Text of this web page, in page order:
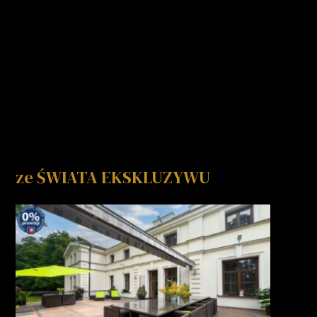
ze ŚWIATA EKSKLUZYWU